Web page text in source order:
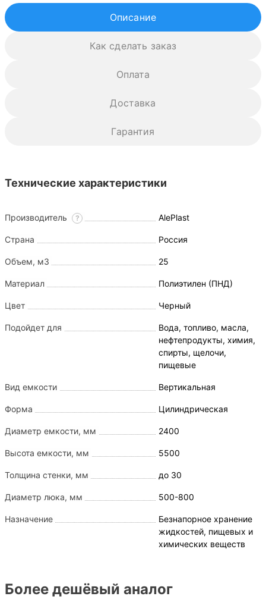
Описание
Как сделать заказ
Оплата
Доставка
Гарантия
Технические характеристики
Производитель ? AlePlast
Страна Россия
Объем, м3 25
Материал Полиэтилен (ПНД)
Цвет Черный
Подойдет для
Вода, топливо, масла,
нефтепродукты, химия,
спирты, щелочи,
пищевые
Вид емкости Вертикальная
Форма Цилиндрическая
Диаметр емкости, мм 2400
Высота емкости, мм 5500
Толщина стенки, мм до 30
Диаметр люка, мм 500-800
Назначение
Безнапорное хранение
жидкостей, пищевых и
химических веществ
Более дешёвый аналог